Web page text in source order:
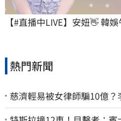
【#直播中LIVE】安妞👋 韓
熱門新聞
慈濟輕易被女律師騙10億